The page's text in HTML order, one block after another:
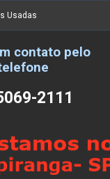
Usadas
contato pelo
2111